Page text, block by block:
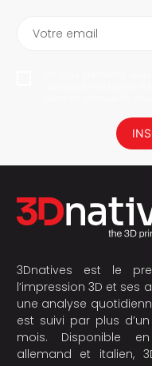
Votre email
3Dnatives est le
l’impression 3D et
une analyse
est suivi par plus
mois. Disponible
allemand et italien,